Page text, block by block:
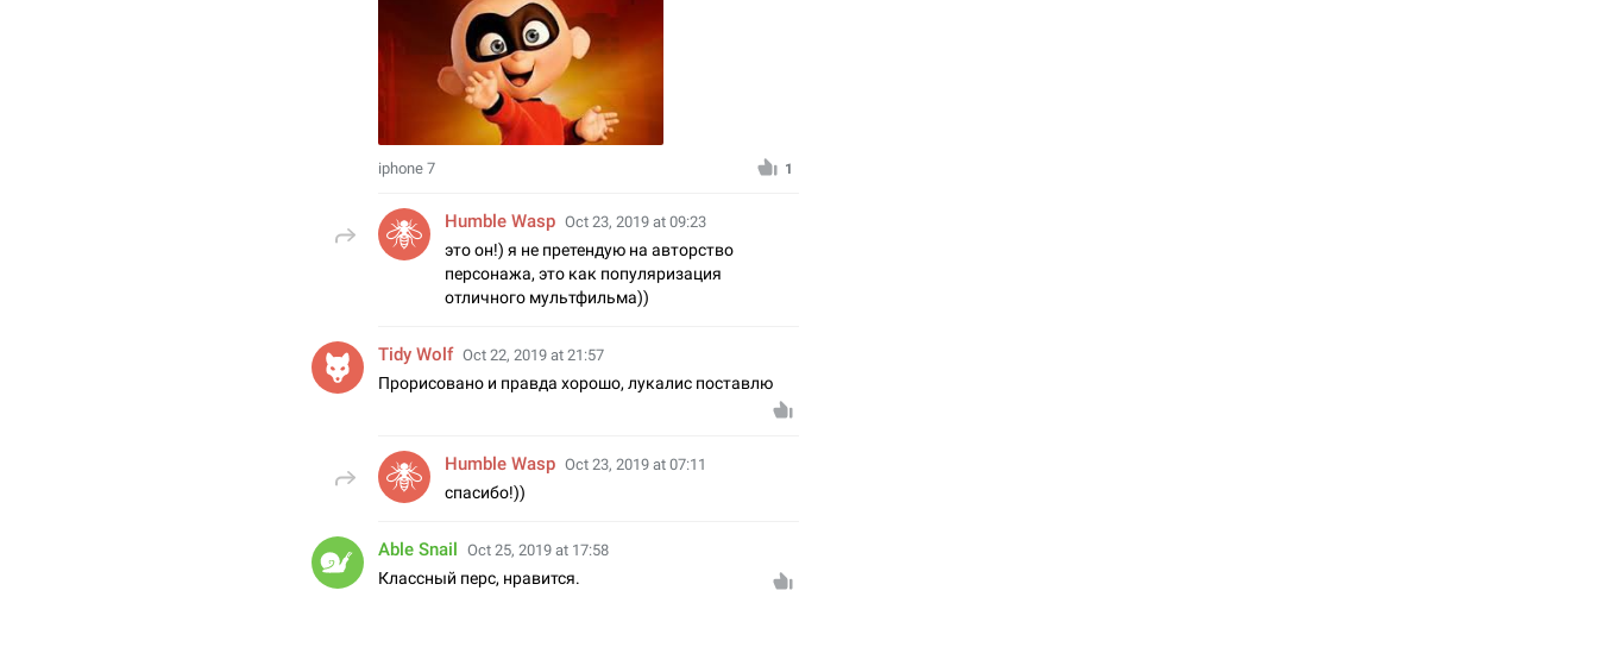
iphone 7 1
Humble Wasp Oct 23, 2019 at 09:23
это он!) я не претендую на авторство
персонажа, это как популяризация
отличного мультфильма))
Tidy Wolf Oct 22, 2019 at 21:57
Прорисовано и правда хорошо, лукалис поставлю
Humble Wasp Oct 23, 2019 at 07:11
спасибо!))
Able Snail Oct 25, 2019 at 17:58
Классный перс, нравится.